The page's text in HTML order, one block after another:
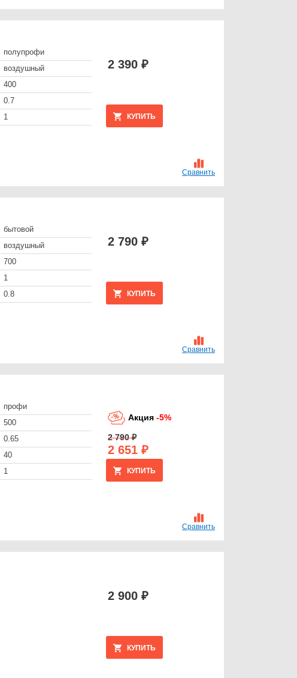
Сравнить
полупрофи
воздушный
400
0.7
1 КУПИТЬ
2 390 ₽
Сравнить
бытовой
воздушный
700
1
0.8 КУПИТЬ
2 790 ₽
Сравнить
профи
500
0.65
40
1 КУПИТЬ
Акция -5%
2 790 ₽
2 651 ₽
КУПИТЬ
2 900 ₽